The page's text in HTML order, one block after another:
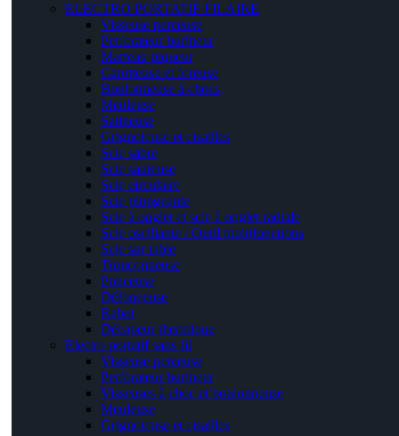
ELECTRO PORTATIF FILAIRE
Visseuse perceuse
Perforateur burineur
Marteau piqueur
Carotteuse et foreuse
Boulonneuse à chocs
Meuleuse
Satineuse
Grignoteuse et cisailles
Scie sabre
Scie sauteuse
Scie circulaire
Scie plongeante
Scie à onglet et scie à onglet radiale
Scie oscillante / Outil multifonctions
Scie sur table
Tronçonneuse
Ponceuse
Défonceuse
Rabot
Décapeur thermique
Electro portatif sans fil
Visseuse perceuse
Perforateur burineur
Visseuses à choc et boulonneuse
Meuleuse
Grignoteuse et cisailles